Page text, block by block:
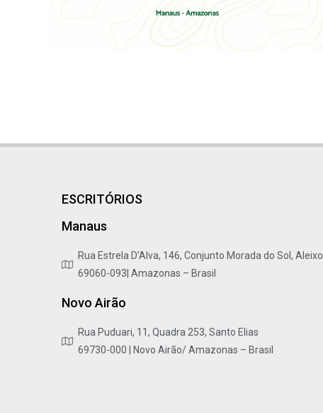
ESCRITÓRIOS
Manaus
Rua Estrela D’Alva, 146, Conjunto Morada do Sol, Aleixo
69060-093| Amazonas – Brasil
Novo Airão
Rua Puduari, 11, Quadra 253, Santo Elias
69730-000 | Novo Airão/ Amazonas – Brasil